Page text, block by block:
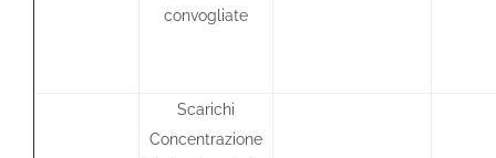
convogliate
Scarichi
Concentrazione